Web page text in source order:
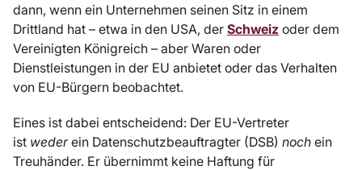
dann, wenn ein Unternehmen seinen Sitz in einem
Drittland hat – etwa in den USA, der Schweiz oder dem
Vereinigten Königreich – aber Waren oder
Dienstleistungen in der EU anbietet oder das Verhalten
von EU-Bürgern beobachtet.
Eines ist dabei entscheidend: Der EU-Vertreter
ist wederein Datenschutzbeauftragter (DSB) noch ein
Treuhänder. Er übernimmt keine Haftung für